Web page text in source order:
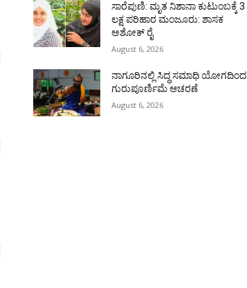
ಸಾರೆಪುಣಿ: ಮೃತ ನಿಶಾನಾ ಕುಟುಂಬಕ್ಕೆ 3
ಲಕ್ಷ ಪರಿಹಾರ ಮಂಜೂರು: ಶಾಸಕ
ಅಶೋಕ್ ರೈ
August 6, 2026
ನಾಗೂರಿನಲ್ಲಿ ಸಿದ್ಧ ಸಮಾಧಿ ಯೋಗದಿಂದ
ಗುರುಪೂರ್ಣಿಮೆ ಆಚರಣೆ
August 6, 2026